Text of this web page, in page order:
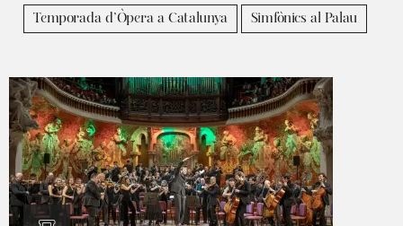
Temporada d’Òpera a Catalunya Simfònics al Palau